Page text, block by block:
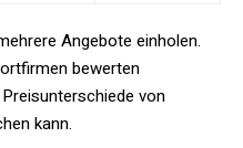
Angebote einholen.
bewerten
von
kann.